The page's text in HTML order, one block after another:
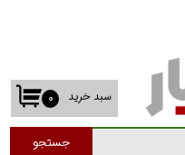
جستجو
۰ سبد خرید